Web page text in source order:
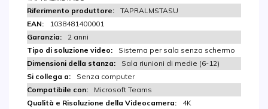
TAPRALMSTASU
1038481400001
2 anni
Sistema per sala senza schermo
Sala riunioni di medie (6-12)
Senza computer
Microsoft Teams
4K